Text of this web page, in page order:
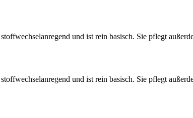
und ist rein basisch. Sie pflegt
und ist rein basisch. Sie pflegt